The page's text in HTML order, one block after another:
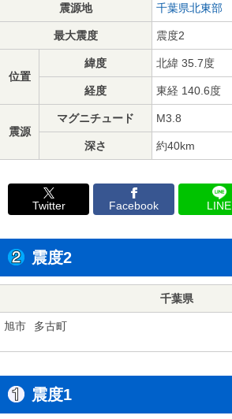
震源地 千葉県北東部
最大震度 震度2
位置
緯度 北緯 35.7度
経度 東経 140.6度
震源
マグニチュード M3.8
深さ 約40km
Twitter Facebook LINE
震度2
千葉県
旭市 多古町
震度1